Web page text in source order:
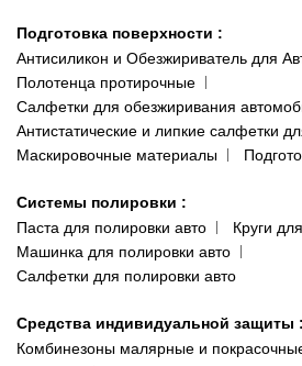
Подготовка поверхности :
Антисиликон и Обезжириватель для
Полотенца протирочные
Салфетки для обезжиривания
Антистатические и липкие салфетки
Маскировочные материалы
Системы полировки :
Паста для полировки авто
Круги
Машинка для полировки авто
Салфетки для полировки авто
Средства индивидуальной защиты :
Комбинезоны малярные и